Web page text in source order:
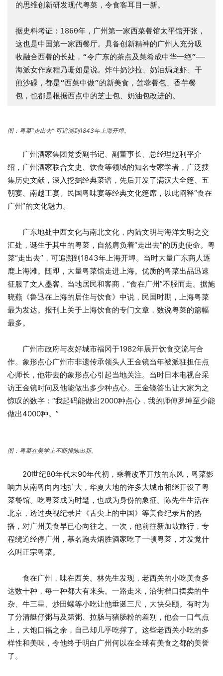
的思维创新研发现代粤菜，令食客耳目一新。
据史料考证：1860年，广州第一家西菜餐馆太平馆开张，
这也是中国第一家西餐厅。具备创新精神的广州人充分吸
收融合西餐的长处，“令广东的茶点及菜肴成中华一绝”——
海派女作家程乃珊如是说。炸牛奶沙拉、奶油焗龙虾、干
煎沙碌，都是“西菜中做”的新美食，莲蓉餐包、香芋餐
包，也都是根据西点中的芝士包、奶油包改进的。
图：粤菜“走出去” 可追溯到1843年上海开埠。
广州酒家集团党委副书记、副董事长、总经理赵利平介
绍，广州酒家联合文史、饮食等领域的知名专家学者，广泛搜
集历史文献，深入挖掘经典菜谱，先后开发了满汉大全筵、五
朝宴、南越王宴、民国粤味宴等经典文化筵席，以此阐释“食在
广州”的文化魅力。
广东地处中西文化与南北文化，内陆文明与海洋文明之交
汇处，诞生于其中的粤菜，自然肩负着“走出去”的历史使命。粤
菜“走出去”，可追溯到1843年上海开埠。当时大量广东商人逐
鹿上海滩。随即，大量粤菜馆走进上海。优质的粤菜出品迅速
征服了文人墨客、当地居民和客商，“食在广州”不胫而走。据施
晓燕《鲁迅在上海的居住与饮食》中说，民国时期，上海粤菜
最为发达。报刊上关于上海饮食的专门文章，数说粤菜的篇幅
最多。
广州市政府与友好城市福冈于1982年展开饮食交流与合
作。象形点心广州市非遗传承领头人王金镜当年被派驻担任点
心师长，他带去的象形点心引起当地关注。当时日本电视台采
访王金镜时问及他能做出多少种点心。王金镜答出让大家为之
惊叹的数字：“我起码能做出2000种点心，我的师傅罗坤至少能
做出4000种。”
图：粤菜在美学上不断推陈出新。
20世纪80年代末90年代初，乘着改革开放的东风，粤菜影
响力从南粤向内地扩大，华夏大地的许多大城市相继开设了粤
菜餐馆。吃粤菜成为时髦，也成为身份的象征。陈先生生活在
北京，透过央视纪录片《舌尖上的中国》等美食纪录片的热
播，对广州美食早已心向往之。一次，他前往新加坡旅行，专
程绕道经停广州，慕名跑去炳胜酒家吃了一顿粤菜，才发觉什
么叫正宗粤菜。
食在广州，味在西关。林先生发现，老西关的小吃美食多
达数十种，每一种都大有来头。一路走来，沿街档口摆卖的牛
杂、牛三星、炒田螺等小吃让他垂涎三尺，大快朵颐。有时为
了分清艇仔粥与及第粥、拉肠与猪肠粉的差别，他会一口气点
上，大饱口福之余，自己却几乎吃撑了。这些老西关小吃的多
样性和美味，令他终于明白广州何以在全球有美食之都的美誉
了。